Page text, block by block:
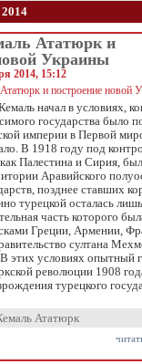
Ататюрк и
Украины
2014, 15:12
начал в условиях,
государства было
империи в Первой
В 1918 году под
Палестина и Сирия,
Аравийского
позднее ставших
турецкой осталась
часть которого
Греции, Армении,
султана
этих условиях
революции 1908
турецкого
Ататюрк